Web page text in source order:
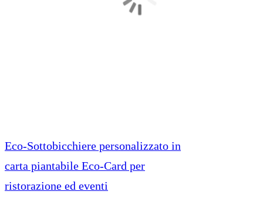
Eco-Sottobicchiere personalizzato in
carta piantabile Eco-Card per
ristorazione ed eventi